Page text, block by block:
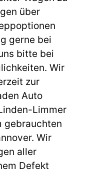
über
gerne bei
bitte bei
Wir
zur
Auto
Limmer
gebrauchten
Wir
aller
Defekt